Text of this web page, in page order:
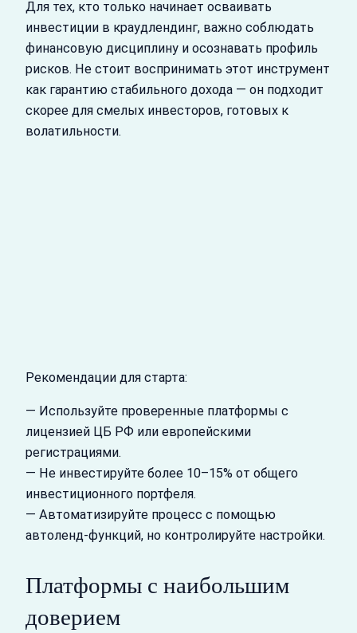
Для тех, кто только начинает осваивать
инвестиции в краудлендинг, важно соблюдать
финансовую дисциплину и осознавать профиль
рисков. Не стоит воспринимать этот инструмент
как гарантию стабильного дохода — он подходит
скорее для смелых инвесторов, готовых к
волатильности.
Рекомендации для старта:
— Используйте проверенные платформы с
лицензией ЦБ РФ или европейскими
регистрациями.
— Не инвестируйте более 10–15% от общего
инвестиционного портфеля.
— Автоматизируйте процесс с помощью
автоленд-функций, но контролируйте настройки.
Платформы с наибольшим
доверием